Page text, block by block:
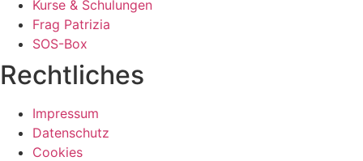
Kurse & Schulungen
Frag Patrizia
SOS-Box
Rechtliches
Impressum
Datenschutz
Cookies